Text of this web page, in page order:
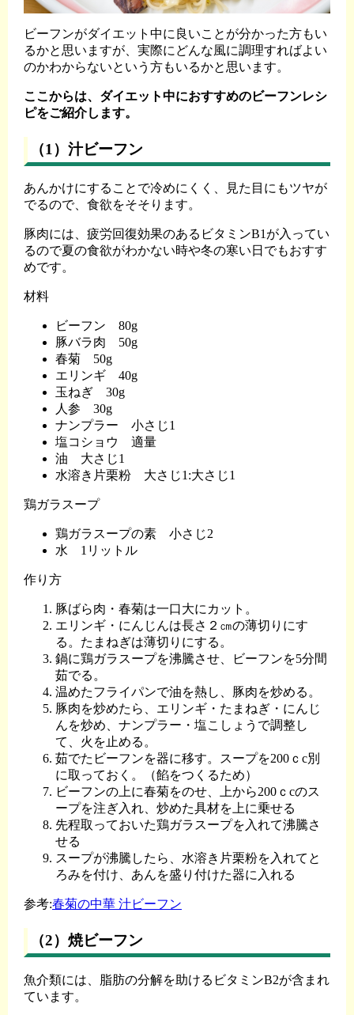
ビーフンがダイエット中に良いことが分かった方もい
るかと思いますが、実際にどんな風に調理すればよい
のかわからないという方もいるかと思います。
ここからは、ダイエット中におすすめのビーフンレシ
ピをご紹介します。
（1）汁ビーフン
あんかけにすることで冷めにくく、見た目にもツヤが
でるので、食欲をそそります。
豚肉には、疲労回復効果のあるビタミンB1が入ってい
るので夏の食欲がわかない時や冬の寒い日でもおすす
めです。
材料
ビーフン 80g
豚バラ肉 50g
春菊 50g
エリンギ 40g
玉ねぎ 30g
人参 30g
ナンプラー 小さじ1
塩コショウ 適量
油 大さじ1
水溶き片栗粉 大さじ1:大さじ1
鶏ガラスープ
鶏ガラスープの素 小さじ2
水 1リットル
作り方
豚ばら肉・春菊は一口大にカット。
エリンギ・にんじんは長さ２㎝の薄切りにす
る。たまねぎは薄切りにする。
鍋に鶏ガラスープを沸騰させ、ビーフンを5分間
茹でる。
温めたフライパンで油を熱し、豚肉を炒める。
豚肉を炒めたら、エリンギ・たまねぎ・にんじ
んを炒め、ナンプラー・塩こしょうで調整し
て、火を止める。
茹でたビーフンを器に移す。スープを200ｃc別
に取っておく。（餡をつくるため）
ビーフンの上に春菊をのせ、上から200ｃcのス
ープを注ぎ入れ、炒めた具材を上に乗せる
先程取っておいた鶏ガラスープを入れて沸騰さ
せる
スープが沸騰したら、水溶き片栗粉を入れてと
ろみを付け、あんを盛り付けた器に入れる
参考:春菊の中華 汁ビーフン
（2）焼ビーフン
魚介類には、脂肪の分解を助けるビタミンB2が含まれ
ています。